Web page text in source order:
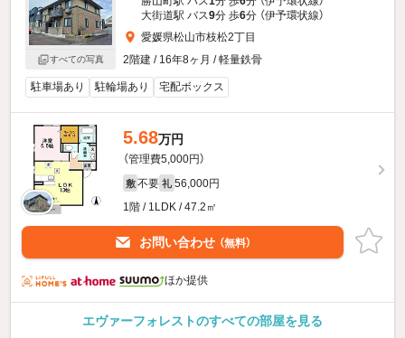
すべての写真
大街道駅 バス9分 歩6分 （伊予環状線）
愛媛県松山市枝松2丁目
2階建 / 16年8ヶ月 / 軽量鉄骨
駐車場あり 駐輪場あり 宅配ボックス
5.68万円
（管理費5,000円）
敷 不要 礼 56,000円
1階 / 1LDK / 47.2㎡
お問い合わせ （無料）
ほか提供
エヴァーフォレストのすべての部屋を見る